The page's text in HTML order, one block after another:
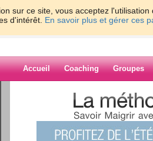
sur ce site, vous acceptez
d'intérêt. En savoir plus et gérer ces
Accueil Coaching Groupes
>
Blog de tikki54